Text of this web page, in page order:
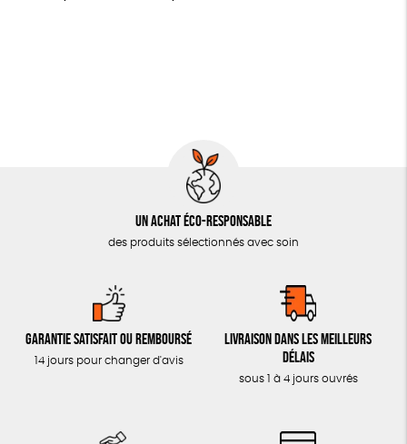
Un achat éco-responsable
des produits sélectionnés avec soin
Garantie satisfait ou remboursé
14 jours pour changer d'avis
Livraison dans les meilleurs
délais
sous 1 à 4 jours ouvrés